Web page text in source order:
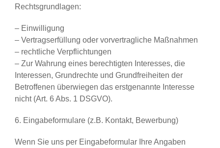
Rechtsgrundlagen:
– Einwilligung
– Vertragserfüllung oder vorvertragliche Maßnahmen
– rechtliche Verpflichtungen
– Zur Wahrung eines berechtigten Interesses, die
Interessen, Grundrechte und Grundfreiheiten der
Betroffenen überwiegen das erstgenannte Interesse
nicht (Art. 6 Abs. 1 DSGVO).
6. Eingabeformulare (z.B. Kontakt, Bewerbung)
Wenn Sie uns per Eingabeformular Ihre Angaben